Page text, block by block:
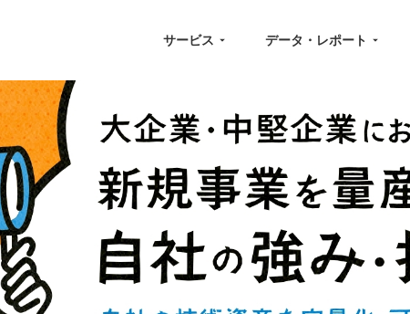
サービス データ・レポート